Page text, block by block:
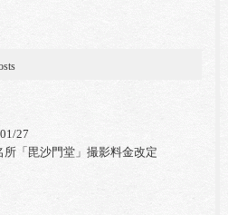
27
所「毘沙門堂」撮影料金改定